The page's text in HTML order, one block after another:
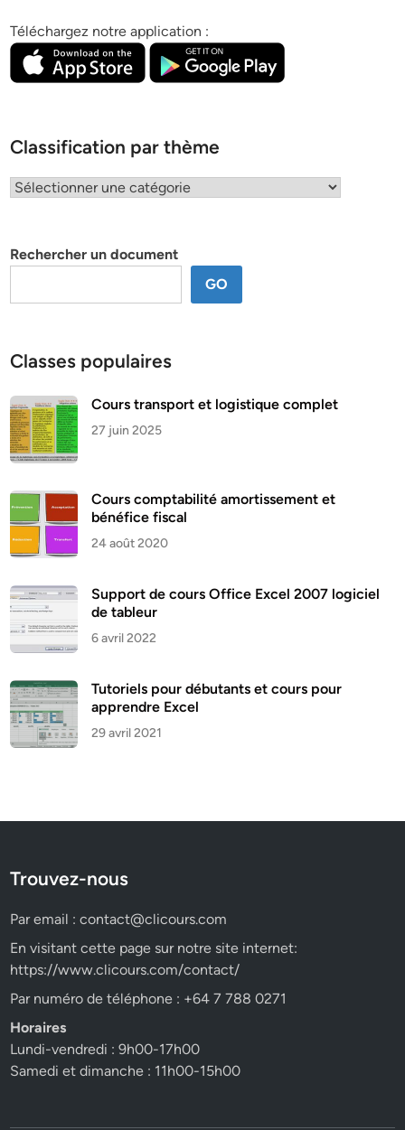
Téléchargez notre application :
Classification par thème
Classification
Rechercher un document
GO
Classes populaires
Cours transport et logistique complet
27 juin 2025
Cours comptabilité amortissement et
bénéfice fiscal
24 août 2020
Support de cours Office Excel 2007 logiciel
de tableur
6 avril 2022
Tutoriels pour débutants et cours pour
apprendre Excel
29 avril 2021
Trouvez-nous
Par email :contact@clicours.com
En visitant cette page sur notre site internet:
https://www.clicours.com/contact/
Par numéro de téléphone : +64 7 788 0271
Horaires
Lundi-vendredi : 9h00-17h00
Samedi et dimanche : 11h00-15h00